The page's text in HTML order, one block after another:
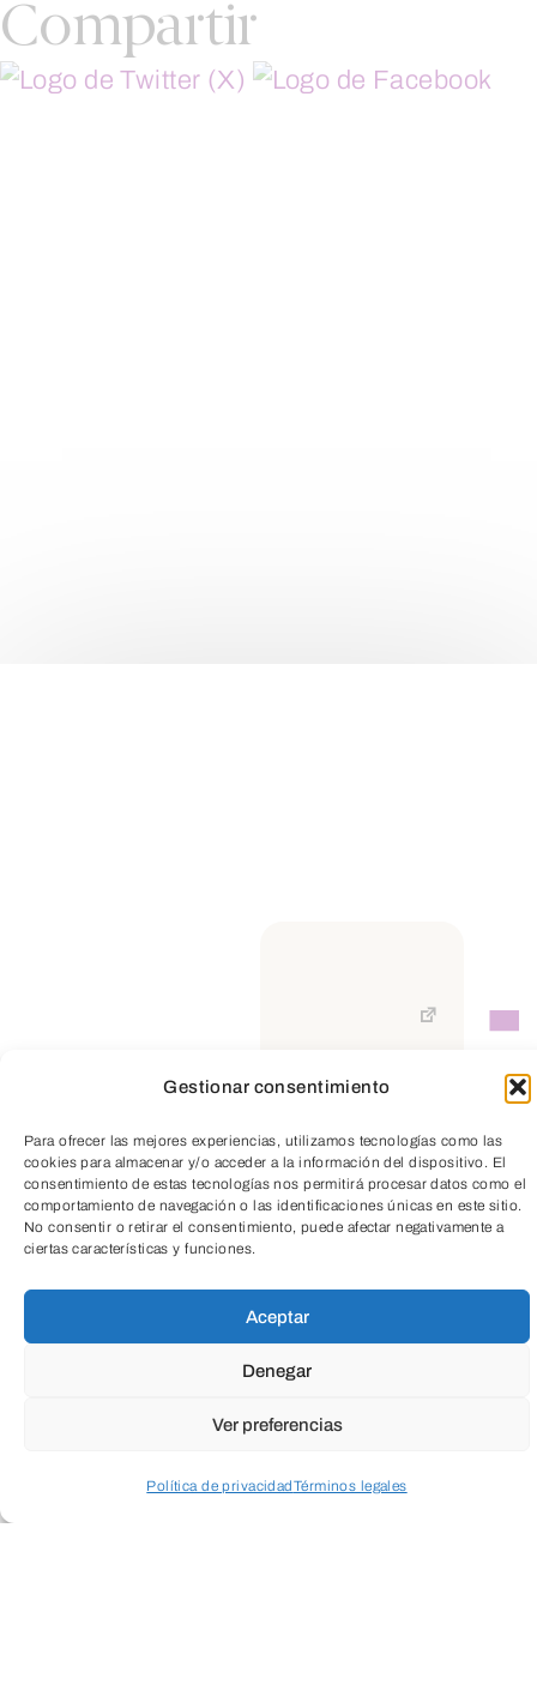
Gestionar consentimiento
Para ofrecer las mejores experiencias, utilizamos tecnologías como las
cookies para almacenar y/o acceder a la información del dispositivo. El
consentimiento de estas tecnologías nos permitirá procesar datos como el
comportamiento de navegación o las identificaciones únicas en este sitio.
No consentir o retirar el consentimiento, puede afectar negativamente a
ciertas características y funciones.
Aceptar
Denegar
Ver preferencias
Política de privacidadTérminos legales
TeleEntradas
Compartir